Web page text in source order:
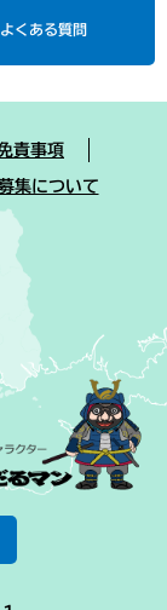
よくある質問
責事項
集について